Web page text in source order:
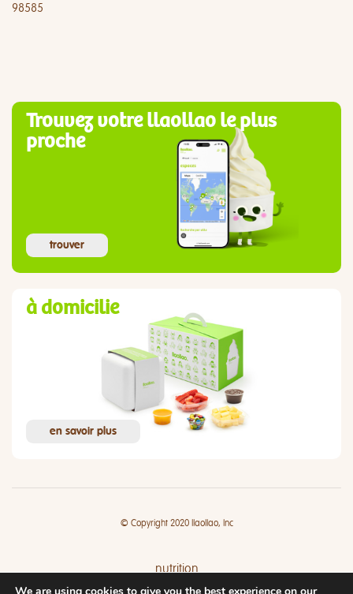
98585
Trouvez votre llaollao le plus
proche
trouver
à domicilie
en savoir plus
© Copyright 2020 llaollao, Inc
nutrition